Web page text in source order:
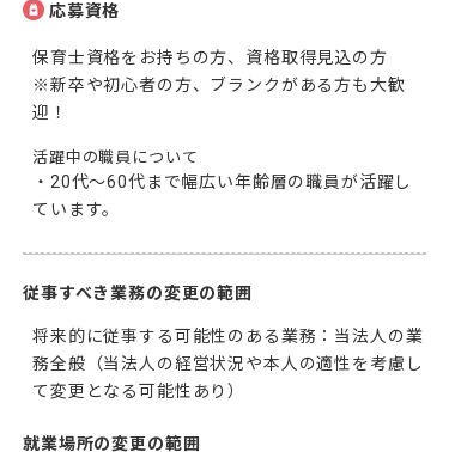
応募資格
保育士資格をお持ちの方、資格取得見込の方
※新卒や初心者の方、ブランクがある方も大歓
迎！
活躍中の職員について
・20代～60代まで幅広い年齢層の職員が活躍し
ています。
従事すべき業務の変更の範囲
将来的に従事する可能性のある業務：当法人の業
務全般（当法人の経営状況や本人の適性を考慮し
て変更となる可能性あり）
就業場所の変更の範囲